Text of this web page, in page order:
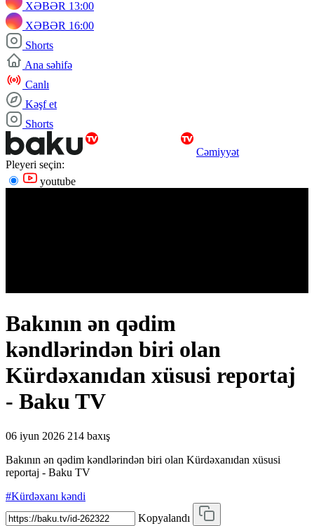
XƏBƏR 13:00
XƏBƏR 16:00
Shorts
Ana səhifə
Canlı
Kəşf et
Shorts
Cəmiyyət
Pleyeri seçin:
youtube
Bakının ən qədim
kəndlərindən biri olan
Kürdəxanıdan xüsusi reportaj
- Baku TV
06 iyun 2026 214 baxış
Bakının ən qədim kəndlərindən biri olan Kürdəxanıdan xüsusi
reportaj - Baku TV
#Kürdəxanı kəndi
Kopyalandı